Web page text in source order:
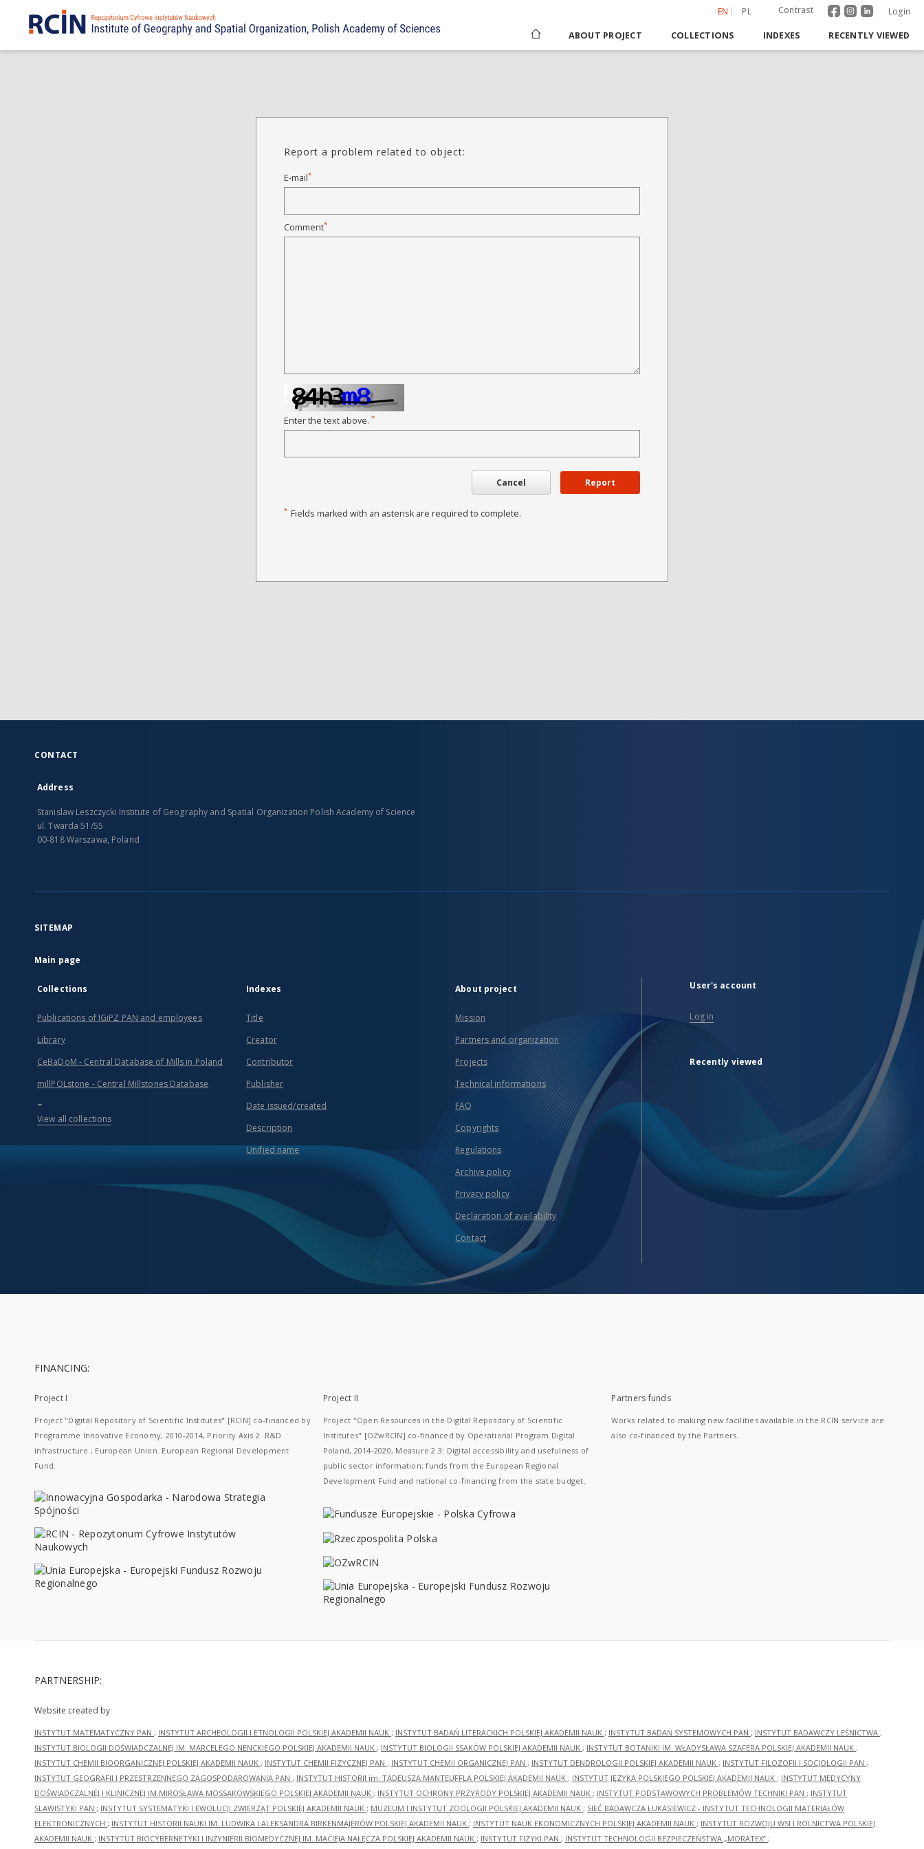
EN PL Contrast Login
ABOUT PROJECT COLLECTIONS INDEXES RECENTLY VIEWED
Report a problem related to object:
E-mail*
Comment*
Enter the text above. *
Cancel Report
* Fields marked with an asterisk are required to complete.
CONTACT
Address
Stanislaw Leszczycki Institute of Geography and Spatial Organization Polish Academy of Science
ul. Twarda 51/55
00-818 Warszawa, Poland
SITEMAP
Main page
Collections
Publications of IGiPZ PAN and employees
Library
CeBaDoM - Central Database of Mills in Poland
millPOLstone - Central Millstones Database
...
View all collections
Indexes
Title
Creator
Contributor
Publisher
Date issued/created
Description
Unified name
About project
Mission
Partners and organization
Projects
Technical informations
FAQ
Copyrights
Regulations
Archive policy
Privacy policy
Declaration of availability
Contact
User's account
Log in
Recently viewed
FINANCING:
Project I
Project "Digital Repository of Scientific Institutes" [RCIN] co-financed by
Programme Innovative Economy, 2010-2014, Priority Axis 2. R&D
infrastructure ; European Union. European Regional Development
Fund.
Project II
Project "Open Resources in the Digital Repository of Scientific
Institutes" [OZwRCIN] co-financed by Operational Program Digital
Poland, 2014-2020, Measure 2.3: Digital accessibility and usefulness of
public sector information; funds from the European Regional
Development Fund and national co-financing from the state budget.
Partners funds
Works related to making new facilities available in the RCIN service are
also co-financed by the Partners.
PARTNERSHIP:
Website created by
INSTYTUT MATEMATYCZNY PAN ; INSTYTUT ARCHEOLOGII I ETNOLOGII POLSKIEJ AKADEMII NAUK ; INSTYTUT BADAŃ LITERACKICH POLSKIEJ AKADEMII NAUK ; INSTYTUT BADAŃ SYSTEMOWYCH PAN ; INSTYTUT BADAWCZY LEŚNICTWA ;
INSTYTUT BIOLOGII DOŚWIADCZALNEJ IM. MARCELEGO NENCKIEGO POLSKIEJ AKADEMII NAUK ; INSTYTUT BIOLOGII SSAKÓW POLSKIEJ AKADEMII NAUK ; INSTYTUT BOTANIKI IM. WŁADYSŁAWA SZAFERA POLSKIEJ AKADEMII NAUK ;
INSTYTUT CHEMII BIOORGANICZNEJ POLSKIEJ AKADEMII NAUK ; INSTYTUT CHEMII FIZYCZNEJ PAN ; INSTYTUT CHEMII ORGANICZNEJ PAN ; INSTYTUT DENDROLOGII POLSKIEJ AKADEMII NAUK ; INSTYTUT FILOZOFII I SOCJOLOGII PAN ;
INSTYTUT GEOGRAFII I PRZESTRZENNEGO ZAGOSPODAROWANIA PAN ; INSTYTUT HISTORII im. TADEUSZA MANTEUFFLA POLSKIEJ AKADEMII NAUK ; INSTYTUT JĘZYKA POLSKIEGO POLSKIEJ AKADEMII NAUK ; INSTYTUT MEDYCYNY
DOŚWIADCZALNEJ I KLINICZNEJ IM.MIROSŁAWA MOSSAKOWSKIEGO POLSKIEJ AKADEMII NAUK ; INSTYTUT OCHRONY PRZYRODY POLSKIEJ AKADEMII NAUK ; INSTYTUT PODSTAWOWYCH PROBLEMÓW TECHNIKI PAN ; INSTYTUT
SLAWISTYKI PAN ; INSTYTUT SYSTEMATYKI I EWOLUCJI ZWIERZĄT POLSKIEJ AKADEMII NAUK ; MUZEUM I INSTYTUT ZOOLOGII POLSKIEJ AKADEMII NAUK ; SIEĆ BADAWCZA ŁUKASIEWICZ - INSTYTUT TECHNOLOGII MATERIAŁÓW
ELEKTRONICZNYCH ; INSTYTUT HISTORII NAUKI IM. LUDWIKA I ALEKSANDRA BIRKENMAJERÓW POLSKIEJ AKADEMII NAUK ; INSTYTUT NAUK EKONOMICZNYCH POLSKIEJ AKADEMII NAUK ; INSTYTUT ROZWOJU WSI I ROLNICTWA POLSKIEJ
AKADEMII NAUK ; INSTYTUT BIOCYBERNETYKI I INŻYNIERII BIOMEDYCZNEJ IM. MACIEJA NAŁĘCZA POLSKIEJ AKADEMII NAUK ; INSTYTUT FIZYKI PAN ; INSTYTUT TECHNOLOGII BEZPIECZEŃSTWA „MORATEX” ;